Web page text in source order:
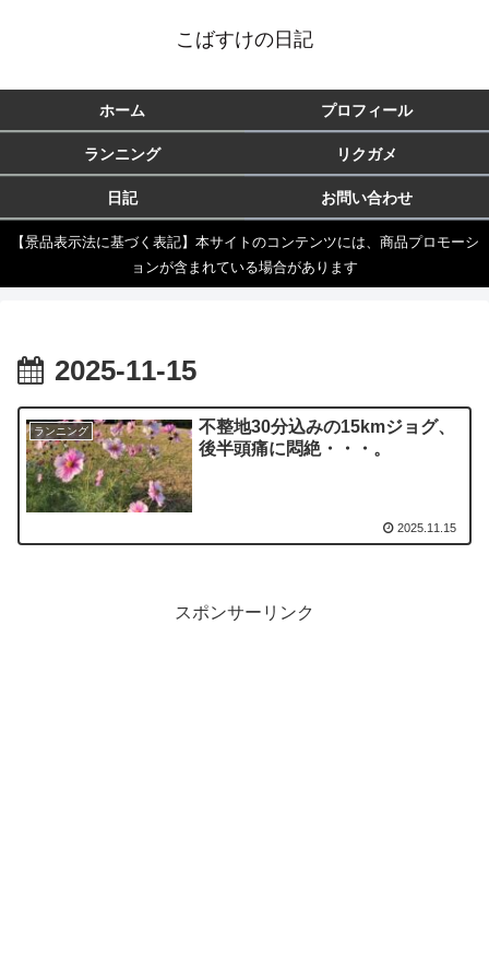
こばすけの日記
ホーム プロフィール
ランニング リクガメ
日記 お問い合わせ
【景品表示法に基づく表記】本サイトのコンテンツには、商品プロモーシ
ョンが含まれている場合があります
2025-11-15
ランニング
不整地30分込みの15kmジョグ、
後半頭痛に悶絶・・・。
2025.11.15
スポンサーリンク